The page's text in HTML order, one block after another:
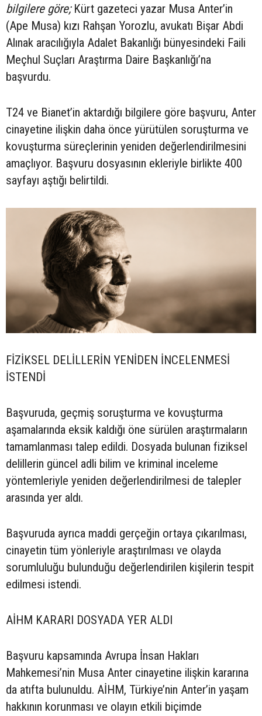
bilgilere göre;Kürt gazeteci yazar Musa Anter’in
(Ape Musa) kızı Rahşan Yorozlu, avukatı Bişar Abdi
Alınak aracılığıyla Adalet Bakanlığı bünyesindeki Faili
Meçhul Suçları Araştırma Daire Başkanlığı’na
başvurdu.
T24 ve Bianet’in aktardığı bilgilere göre başvuru, Anter
cinayetine ilişkin daha önce yürütülen soruşturma ve
kovuşturma süreçlerinin yeniden değerlendirilmesini
amaçlıyor. Başvuru dosyasının ekleriyle birlikte 400
sayfayı aştığı belirtildi.
FİZİKSEL DELİLLERİN YENİDEN İNCELENMESİ
İSTENDİ
Başvuruda, geçmiş soruşturma ve kovuşturma
aşamalarında eksik kaldığı öne sürülen araştırmaların
tamamlanması talep edildi. Dosyada bulunan fiziksel
delillerin güncel adli bilim ve kriminal inceleme
yöntemleriyle yeniden değerlendirilmesi de talepler
arasında yer aldı.
Başvuruda ayrıca maddi gerçeğin ortaya çıkarılması,
cinayetin tüm yönleriyle araştırılması ve olayda
sorumluluğu bulunduğu değerlendirilen kişilerin tespit
edilmesi istendi.
AİHM KARARI DOSYADA YER ALDI
Başvuru kapsamında Avrupa İnsan Hakları
Mahkemesi’nin Musa Anter cinayetine ilişkin kararına
da atıfta bulunuldu. AİHM, Türkiye’nin Anter’in yaşam
hakkının korunması ve olayın etkili biçimde